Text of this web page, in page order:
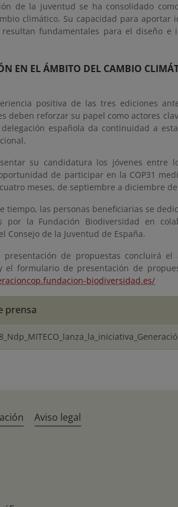
de la juventud se ha consolidado
climático. Su capacidad para aportar
fundamentales para el diseño e
EN EL ÁMBITO DEL CAMBIO
positiva de las tres ediciones
deben reforzar su papel como actores
española da continuidad a
su candidatura los jóvenes entre
de participar en la COP31
meses, de septiembre a diciembre de
tiempo, las personas beneficiarias se
por la Fundación Biodiversidad en
Consejo de la Juventud de España.
presentación de propuestas concluirá
el formulario de presentación de
biodiversidad.es/
prensa
Aviso legal